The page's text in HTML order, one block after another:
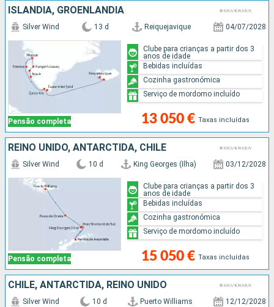
ISLÂNDIA, GROENLANDIA
Pensão completa
Silver Wind 13 d Reiquejavique 04/07/2028
13 050 € Taxas incluídas
Clube para crianças a partir dos 3
anos de idade
Bebidas incluídas
Cozinha gastronómica
Serviço de mordomo incluído
REINO UNIDO, ANTARCTIDA, CHILE
Pensão completa
Silver Wind 10 d King Georges (Ilha) 03/12/2028
15 050 € Taxas incluídas
Clube para crianças a partir dos 3
anos de idade
Bebidas incluídas
Cozinha gastronómica
Serviço de mordomo incluído
CHILE, ANTARCTIDA, REINO UNIDO
Silver Wind 10 d Puerto Williams 12/12/2028